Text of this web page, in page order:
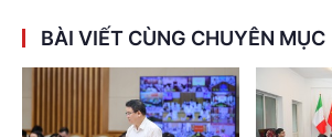
BÀI VIẾT CÙNG CHUYÊN MỤC